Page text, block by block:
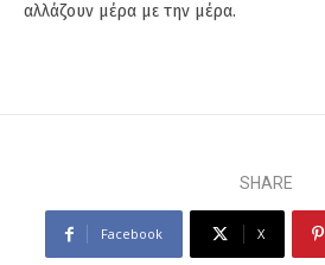
αλλάζουν μέρα με την μέρα.
SHARE
Facebook X